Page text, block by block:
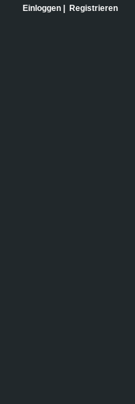
Einloggen Registrieren